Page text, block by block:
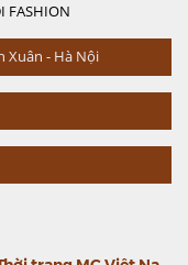
FASHION
Xuân - Hà Nội